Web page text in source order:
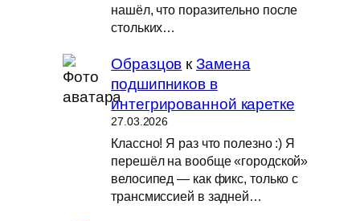
нашёл, что поразительно после
стольких…
Образцов кЗамена
подшипников в
интегрированной каретке
27.03.2026
Классно! Я раз что полезно :) Я
перешёл на вообще «городской»
велосипед — как фикс, только с
трансмиссией в задней…